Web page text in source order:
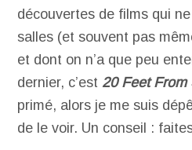
découvertes de films qui
salles (et souvent pas
et dont on n’a que peu
dernier, c’est 20 Feet From
primé, alors je me suis
de le voir. Un conseil :